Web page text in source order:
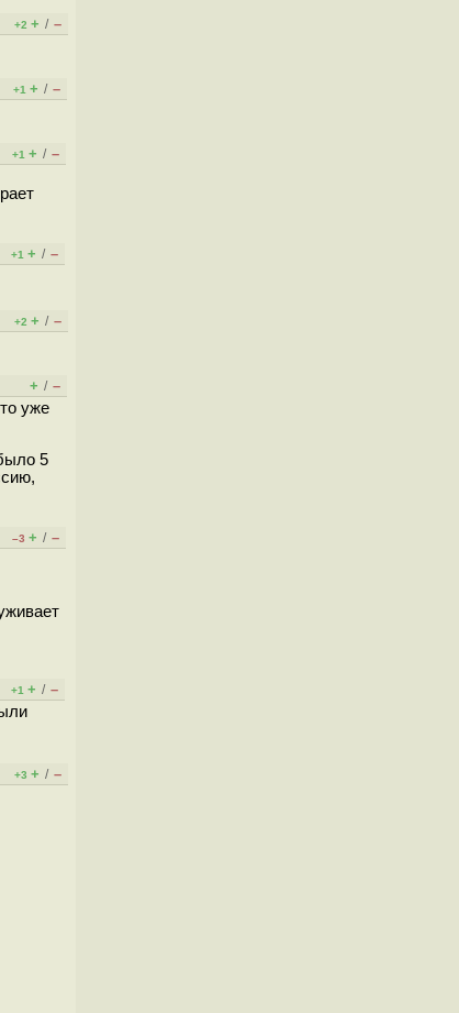
+2 + / –
+1 + / –
+1 + / –
+1 + / –
+2 + / –
+ / –
уже
5
–3 + / –
+1 + / –
+3 + / –